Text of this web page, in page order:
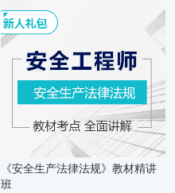
《安全生产法律法规》教材精讲
班